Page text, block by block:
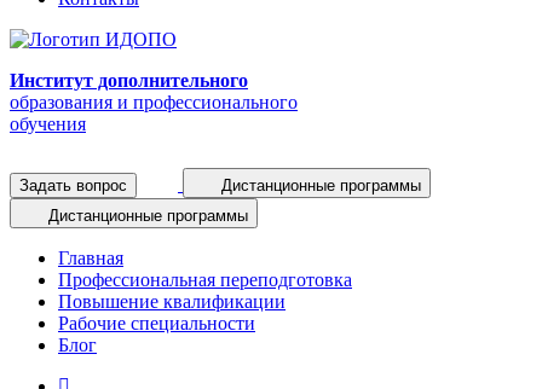
Институт дополнительного
образования и профессионального
обучения
Задать вопрос
Дистанционные программы
Дистанционные программы
Главная
Профессиональная переподготовка
Повышение квалификации
Рабочие специальности
Блог